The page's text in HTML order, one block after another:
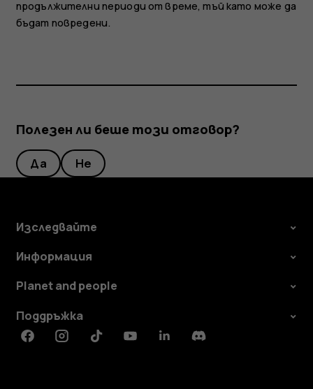
продължителни периоди от време, тъй като може да
бъдат повредени.
Полезен ли беше този отговор?
Да Не
Изследвайте
Информация
Planet and people
Поддръжка
FacebookInstagramTiktokYoutubeLinkedinDiscord